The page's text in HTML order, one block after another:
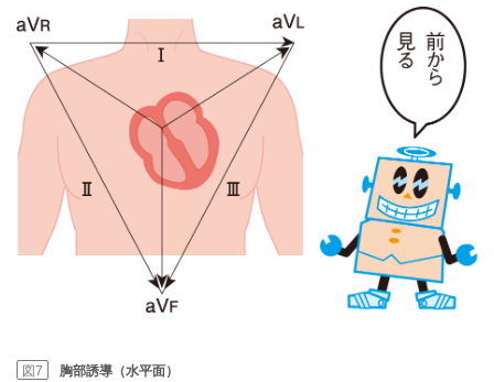
図7 胸部誘導（水平面）